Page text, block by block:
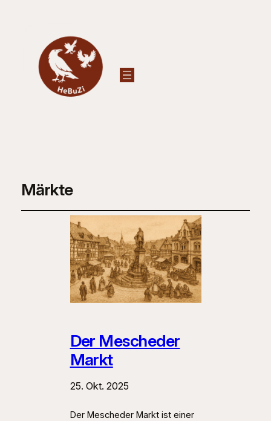
Märkte
Der Mescheder
Markt
25. Okt. 2025
Der Mescheder Markt ist einer